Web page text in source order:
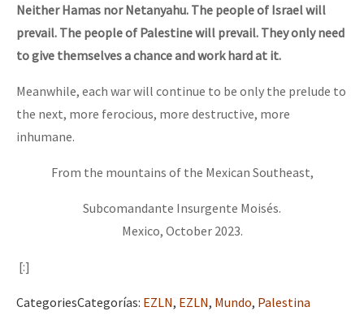
Neither Hamas nor Netanyahu. The people of Israel will
prevail. The people of Palestine will prevail. They only need
to give themselves a chance and work hard at it.
Meanwhile, each war will continue to be only the prelude to
the next, more ferocious, more destructive, more
inhumane.
From the mountains of the Mexican Southeast,
Subcomandante Insurgente Moisés.
Mexico, October 2023.
[:]
CategoriesCategorías: EZLN, EZLN, Mundo, Palestina